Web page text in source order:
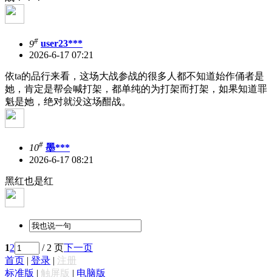
9# user23***
2026-6-17 07:21
依ta的品行来看，这场大战参战的很多人都不知道始作俑者是
她，肯定是帮会喊打架，都单纯的为打架而打架，如果知道罪
魁是她，绝对就没这场酣战。
10# 墨***
2026-6-17 08:21
黑红也是红
12 / 2 页下一页
首页 | 登录 | 注册
标准版 | 触屏版 | 电脑版